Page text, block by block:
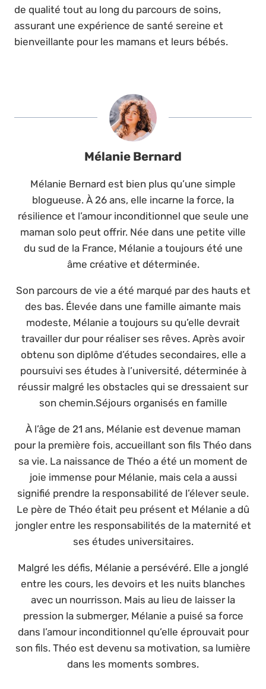
de qualité tout au long du parcours de soins,
assurant une expérience de santé sereine et
bienveillante pour les mamans et leurs bébés.
Mélanie Bernard
Mélanie Bernard est bien plus qu’une simple
blogueuse. À 26 ans, elle incarne la force, la
résilience et l’amour inconditionnel que seule une
maman solo peut offrir. Née dans une petite ville
du sud de la France, Mélanie a toujours été une
âme créative et déterminée.
Son parcours de vie a été marqué par des hauts et
des bas. Élevée dans une famille aimante mais
modeste, Mélanie a toujours su qu’elle devrait
travailler dur pour réaliser ses rêves. Après avoir
obtenu son diplôme d’études secondaires, elle a
poursuivi ses études à l’université, déterminée à
réussir malgré les obstacles qui se dressaient sur
son chemin.Séjours organisés en famille
À l’âge de 21 ans, Mélanie est devenue maman
pour la première fois, accueillant son fils Théo dans
sa vie. La naissance de Théo a été un moment de
joie immense pour Mélanie, mais cela a aussi
signifié prendre la responsabilité de l’élever seule.
Le père de Théo était peu présent et Mélanie a dû
jongler entre les responsabilités de la maternité et
ses études universitaires.
Malgré les défis, Mélanie a persévéré. Elle a jonglé
entre les cours, les devoirs et les nuits blanches
avec un nourrisson. Mais au lieu de laisser la
pression la submerger, Mélanie a puisé sa force
dans l’amour inconditionnel qu’elle éprouvait pour
son fils. Théo est devenu sa motivation, sa lumière
dans les moments sombres.